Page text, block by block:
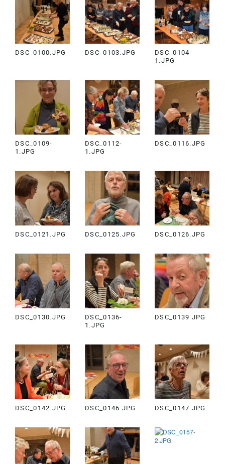
DSC_0100.JPG DSC_0103.JPG
DSC_0104-
1.JPG
DSC_0109-
1.JPG
DSC_0112-
1.JPG
DSC_0116.JPG
DSC_0121.JPG DSC_0125.JPG DSC_0126.JPG
DSC_0130.JPG
DSC_0136-
1.JPG
DSC_0139.JPG
DSC_0142.JPG DSC_0146.JPG DSC_0147.JPG